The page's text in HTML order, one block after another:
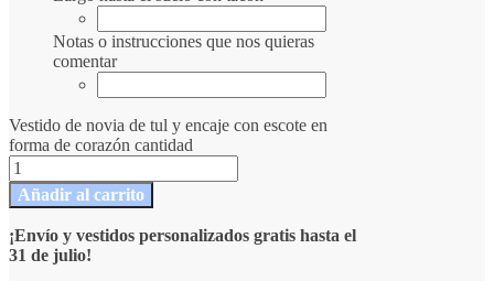
Notas o instrucciones que nos quieras
comentar
Vestido de novia de tul y encaje con escote en
forma de corazón cantidad
Añadir al carrito
¡Envío y vestidos personalizados gratis hasta el
31 de julio!